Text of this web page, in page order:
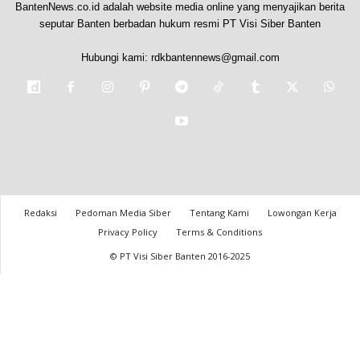
BantenNews.co.id adalah website media online yang menyajikan berita
seputar Banten berbadan hukum resmi PT Visi Siber Banten
Hubungi kami: rdkbantennews@gmail.com
Redaksi Pedoman Media Siber Tentang Kami
Lowongan Kerja
Privacy Policy
Terms & Conditions
© PT Visi Siber Banten 2016-2025